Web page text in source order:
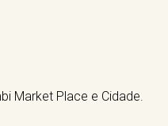
Market Place e Cidade.